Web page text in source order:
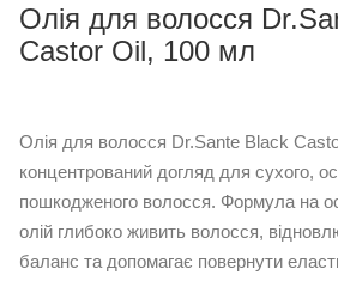
Олія для волосся
Castor Oil, 100 мл
Олія для волосся Dr.Sante Black
концентрований догляд для сухого,
пошкодженого волосся. Формула на
олій глибоко живить волосся,
баланс та допомагає повернути